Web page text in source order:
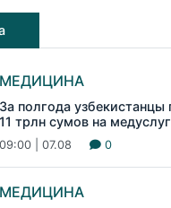
МЕДИЦИНА
За полгода узбекистанцы
11 трлн сумов на
09:00 | 07.08 0
МЕДИЦИНА